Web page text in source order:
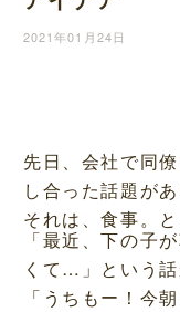
2021年01月24日
先日、会社で同
し合った話題があ
それは、食事。
「最近、下の子
くて…」という話
「うちもー！今